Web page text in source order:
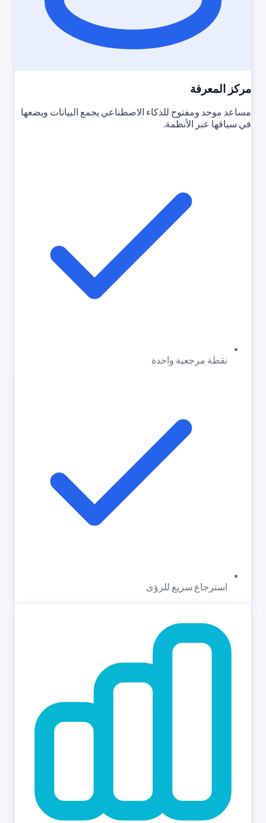
مركز المعرفة
مساعد موحد ومفتوح للذكاء الاصطناعي يجمع البيانات ويضعها
في سياقها عبر الأنظمة.
نقطة مرجعية واحدة
استرجاع سريع للرؤى